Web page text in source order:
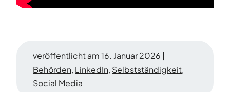
veröffentlicht am 16. Januar 2026 |
Behörden, LinkedIn, Selbstständigkeit,
Social Media